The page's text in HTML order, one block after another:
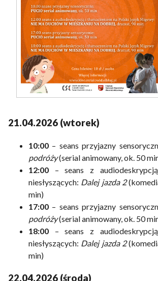
21.04.2026 (wtorek)
10:00 – seans przyjazny
podróży(serial animowany, ok. 50
12:00 – seans z
niesłyszących: Dalej jazda 2
min)
17:00 – seans przyjazny
podróży(serial animowany, ok. 50
18:00 – seans z
niesłyszących: Dalej jazda 2
min)
22.04.2026 (środa)